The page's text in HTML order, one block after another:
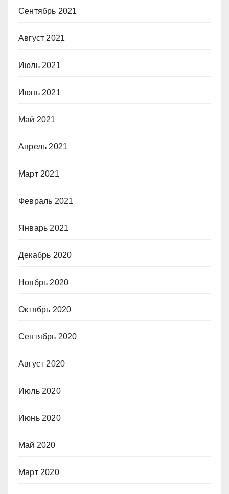
Сентябрь 2021
Август 2021
Июль 2021
Июнь 2021
Май 2021
Апрель 2021
Март 2021
Февраль 2021
Январь 2021
Декабрь 2020
Ноябрь 2020
Октябрь 2020
Сентябрь 2020
Август 2020
Июль 2020
Июнь 2020
Май 2020
Март 2020